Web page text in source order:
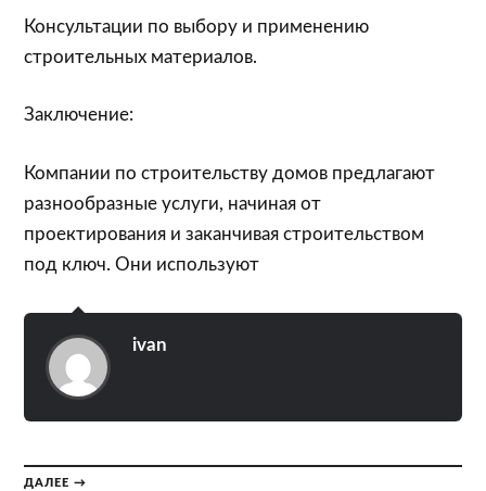
Консультации по выбору и применению
строительных материалов.
Заключение:
Компании по строительству домов предлагают
разнообразные услуги, начиная от
проектирования и заканчивая строительством
под ключ. Они используют
ivan
ДАЛЕЕ →